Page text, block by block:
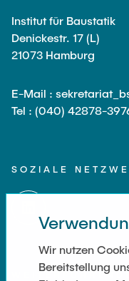
Institut für Baustatik
Denickestr. 17 (L)
21073 Hamburg
E-Mail :
Tel : (040) 42878-
SOZIALE
Wir nutzen
Bereitstellung